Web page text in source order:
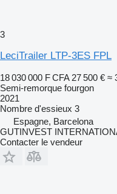
3
LeciTrailer LTP-3ES FPL
18 030 000 F CFA 27 500 € ≈
Semi-remorque fourgon
2021
Nombre d'essieux 3
Espagne, Barcelona
GUTINVEST
Contacter le vendeur